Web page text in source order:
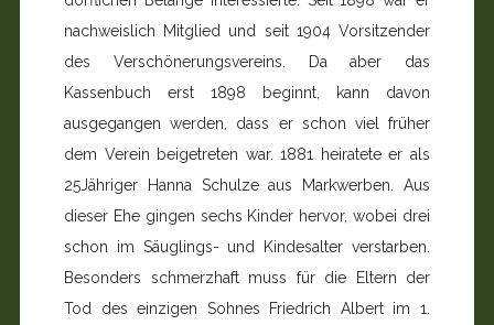
nachweislich Mitglied und seit 1904 Vorsitzender
des Verschönerungsvereins. Da aber das
Kassenbuch erst 1898 beginnt, kann davon
ausgegangen werden, dass er schon viel früher
dem Verein beigetreten war. 1881 heiratete er als
25Jähriger Hanna Schulze aus Markwerben. Aus
dieser Ehe gingen sechs Kinder hervor, wobei drei
schon im Säuglings- und Kindesalter verstarben.
Besonders schmerzhaft muss für die Eltern der
Tod des einzigen Sohnes Friedrich Albert im 1.